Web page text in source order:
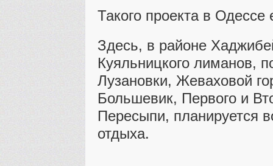
Такого проекта в
Здесь, в районе
Куяльницкого лиманов,
Лузановки, Жеваховой
Большевик, Первого и
Пересыпи, планируется
отдыха.